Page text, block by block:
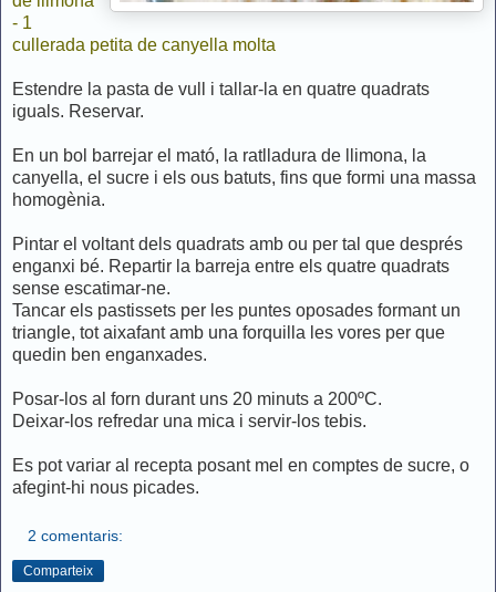
- 1
cullerada petita de canyella molta
Estendre la pasta de vull i tallar-la en quatre quadrats
iguals. Reservar.
En un bol barrejar el mató, la ratlladura de llimona, la
canyella, el sucre i els ous batuts, fins que formi una massa
homogènia.
Pintar el voltant dels quadrats amb ou per tal que després
enganxi bé. Repartir la barreja entre els quatre quadrats
sense escatimar-ne.
Tancar els pastissets per les puntes oposades formant un
triangle, tot aixafant amb una forquilla les vores per que
quedin ben enganxades.
Posar-los al forn durant uns 20 minuts a 200ºC.
Deixar-los refredar una mica i servir-los tebis.
Es pot variar al recepta posant mel en comptes de sucre, o
afegint-hi nous picades.
2 comentaris:
Comparteix